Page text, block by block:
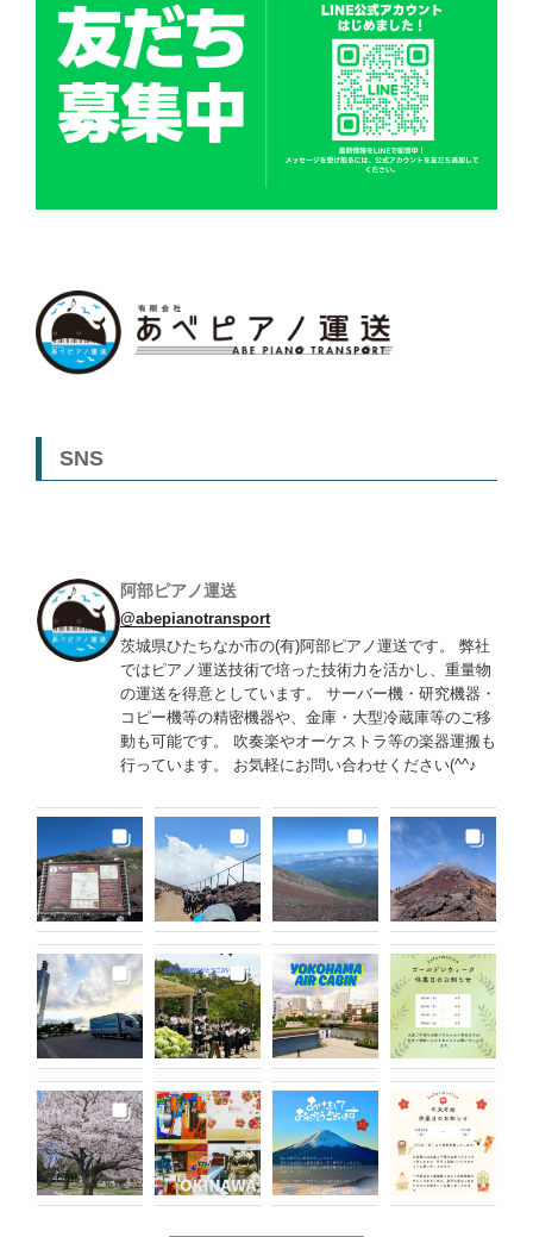
SNS
阿部ピアノ運送
@abepianotransport
茨城県ひたちなか市の(有)阿部ピアノ運送です。 弊社
ではピアノ運送技術で培った技術力を活かし、重量物
の運送を得意としています。 サーバー機・研究機器・
コピー機等の精密機器や、金庫・大型冷蔵庫等のご移
動も可能です。 吹奏楽やオーケストラ等の楽器運搬も
行っています。 お気軽にお問い合わせください(^^♪